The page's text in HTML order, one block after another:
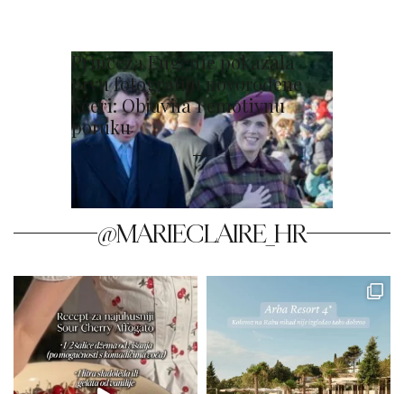
Princeza Eugenie pokazala
prvu fotografiju novorođene
kćeri: Objavila i emotivnu
poruku
@MARIECLAIRE_HR